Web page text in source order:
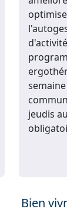
jeudis
Bien